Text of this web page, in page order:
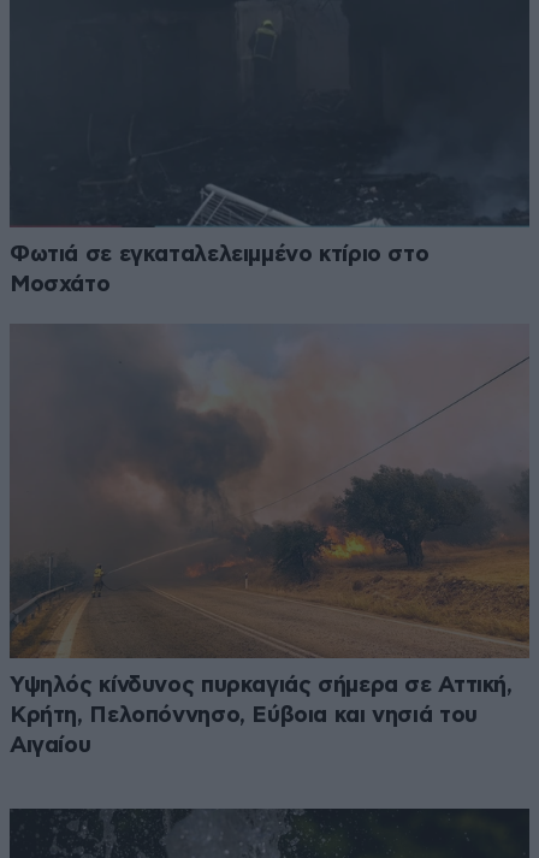
Φωτιά σε εγκαταλελειμμένο κτίριο στο
Μοσχάτο
Υψηλός κίνδυνος πυρκαγιάς σήμερα σε Αττική,
Κρήτη, Πελοπόννησο, Εύβοια και νησιά του
Αιγαίου